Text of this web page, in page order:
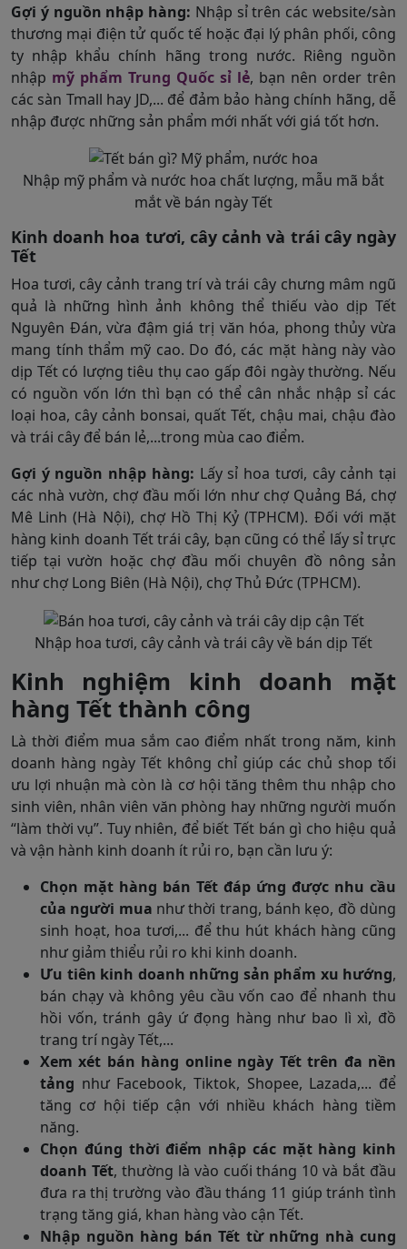
Gợi ý nguồn nhập hàng: Nhập sỉ trên các website/sàn
thương mại điện tử quốc tế hoặc đại lý phân phối, công
ty nhập khẩu chính hãng trong nước. Riêng nguồn
nhập mỹ phẩm Trung Quốc sỉ lẻ, bạn nên order trên
các sàn Tmall hay JD,... để đảm bảo hàng chính hãng, dễ
nhập được những sản phẩm mới nhất với giá tốt hơn.
Nhập mỹ phẩm và nước hoa chất lượng, mẫu mã bắt
mắt về bán ngày Tết
Kinh doanh hoa tươi, cây cảnh và trái cây ngày
Tết
Hoa tươi, cây cảnh trang trí và trái cây chưng mâm ngũ
quả là những hình ảnh không thể thiếu vào dịp Tết
Nguyên Đán, vừa đậm giá trị văn hóa, phong thủy vừa
mang tính thẩm mỹ cao. Do đó, các mặt hàng này vào
dịp Tết có lượng tiêu thụ cao gấp đôi ngày thường. Nếu
có nguồn vốn lớn thì bạn có thể cân nhắc nhập sỉ các
loại hoa, cây cảnh bonsai, quất Tết, chậu mai, chậu đào
và trái cây để bán lẻ,...trong mùa cao điểm.
Gợi ý nguồn nhập hàng: Lấy sỉ hoa tươi, cây cảnh tại
các nhà vườn, chợ đầu mối lớn như chợ Quảng Bá, chợ
Mê Linh (Hà Nội), chợ Hồ Thị Kỷ (TPHCM). Đối với mặt
hàng kinh doanh Tết trái cây, bạn cũng có thể lấy sỉ trực
tiếp tại vườn hoặc chợ đầu mối chuyên đồ nông sản
như chợ Long Biên (Hà Nội), chợ Thủ Đức (TPHCM).
Nhập hoa tươi, cây cảnh và trái cây về bán dịp Tết
Kinh nghiệm kinh doanh mặt
hàng Tết thành công
Là thời điểm mua sắm cao điểm nhất trong năm, kinh
doanh hàng ngày Tết không chỉ giúp các chủ shop tối
ưu lợi nhuận mà còn là cơ hội tăng thêm thu nhập cho
sinh viên, nhân viên văn phòng hay những người muốn
“làm thời vụ”. Tuy nhiên, để biết Tết bán gì cho hiệu quả
và vận hành kinh doanh ít rủi ro, bạn cần lưu ý:
Chọn mặt hàng bán Tết đáp ứng được nhu cầu
của người mua như thời trang, bánh kẹo, đồ dùng
sinh hoạt, hoa tươi,... để thu hút khách hàng cũng
như giảm thiểu rủi ro khi kinh doanh.
Ưu tiên kinh doanh những sản phẩm xu hướng,
bán chạy và không yêu cầu vốn cao để nhanh thu
hồi vốn, tránh gây ứ đọng hàng như bao lì xì, đồ
trang trí ngày Tết,...
Xem xét bán hàng online ngày Tết trên đa nền
tảng như Facebook, Tiktok, Shopee, Lazada,... để
tăng cơ hội tiếp cận với nhiều khách hàng tiềm
năng.
Chọn đúng thời điểm nhập các mặt hàng kinh
doanh Tết, thường là vào cuối tháng 10 và bắt đầu
đưa ra thị trường vào đầu tháng 11 giúp tránh tình
trạng tăng giá, khan hàng vào cận Tết.
Nhập nguồn hàng bán Tết từ những nhà cung